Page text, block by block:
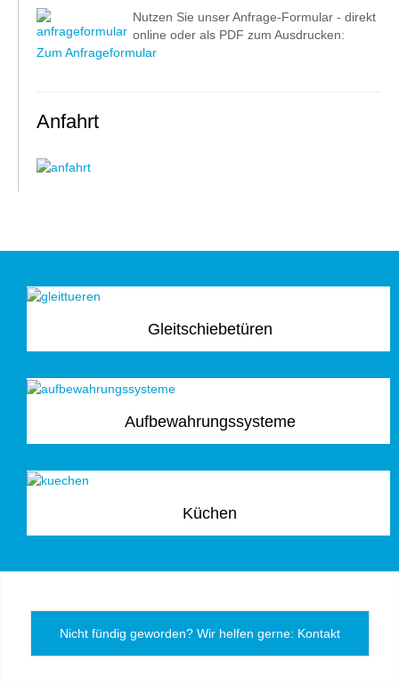
Nutzen Sie unser Anfrage-Formular - direkt
online oder als PDF zum Ausdrucken:
Zum Anfrageformular
Anfahrt
Gleitschiebetüren
Aufbewahrungssysteme
Küchen
Nicht fündig geworden? Wir helfen gerne: Kontakt